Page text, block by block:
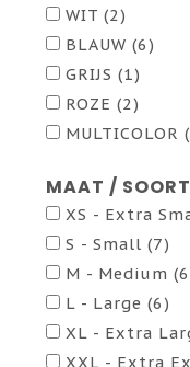
WIT (2)
BLAUW (6)
GRIJS (1)
ROZE (2)
MULTICOLOR
MAAT / SOORT
XS - Extra
S - Small (7)
M - Medium
L - Large (6)
XL - Extra
XXL - Extra